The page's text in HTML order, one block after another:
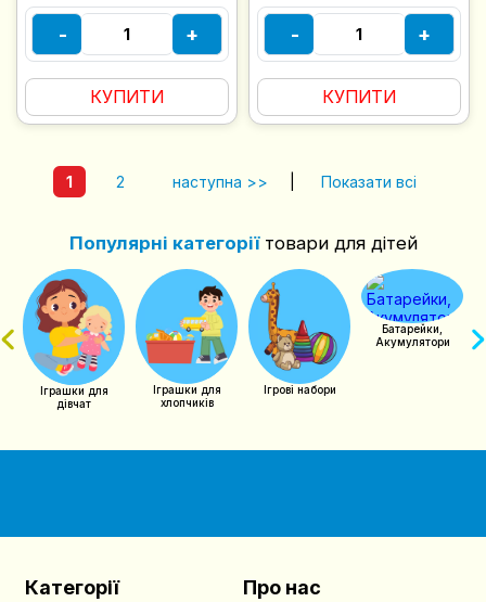
- +
КУПИТИ
- +
КУПИТИ
1 2 наступна >> Показати всі
Популярні категоріїтовари для дітей
Іграшки для
дівчат
Іграшки для
хлопчиків
Ігрові набори
Батарейки,
Акумулятори
Категорії Про нас